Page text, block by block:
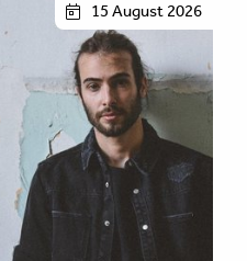
15 August 2026